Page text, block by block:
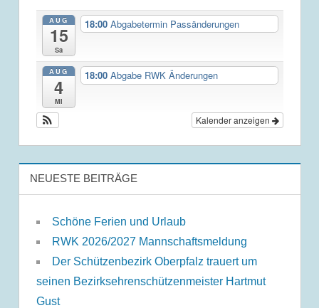
AUG
15
Sa
18:00Abgabetermin Passänderungen
AUG
4
Mi
18:00Abgabe RWK Änderungen
Kalender anzeigen
NEUESTE BEITRÄGE
Schöne Ferien und Urlaub
RWK 2026/2027 Mannschaftsmeldung
Der Schützenbezirk Oberpfalz trauert um
seinen Bezirksehrenschützenmeister Hartmut
Gust